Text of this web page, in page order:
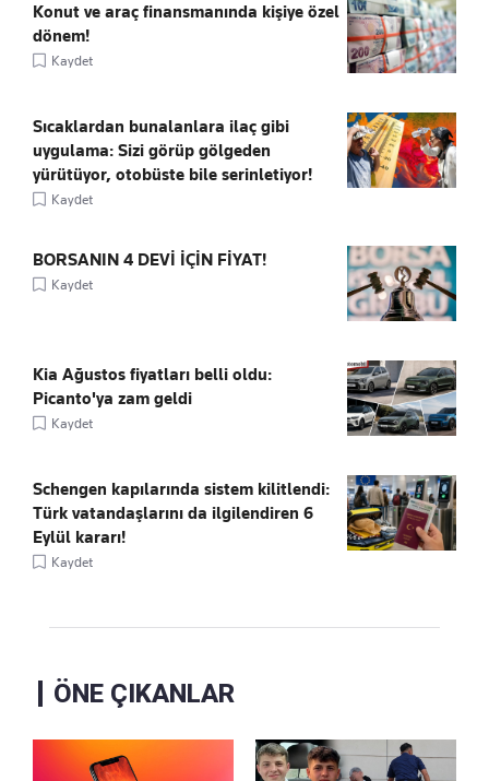
Konut ve araç finansmanında kişiye özel
dönem!
Kaydet
Sıcaklardan bunalanlara ilaç gibi
uygulama: Sizi görüp gölgeden
yürütüyor, otobüste bile serinletiyor!
Kaydet
BORSANIN 4 DEVİ İÇİN FİYAT!
Kaydet
Kia Ağustos fiyatları belli oldu:
Picanto'ya zam geldi
Kaydet
Schengen kapılarında sistem kilitlendi:
Türk vatandaşlarını da ilgilendiren 6
Eylül kararı!
Kaydet
ÖNE ÇIKANLAR